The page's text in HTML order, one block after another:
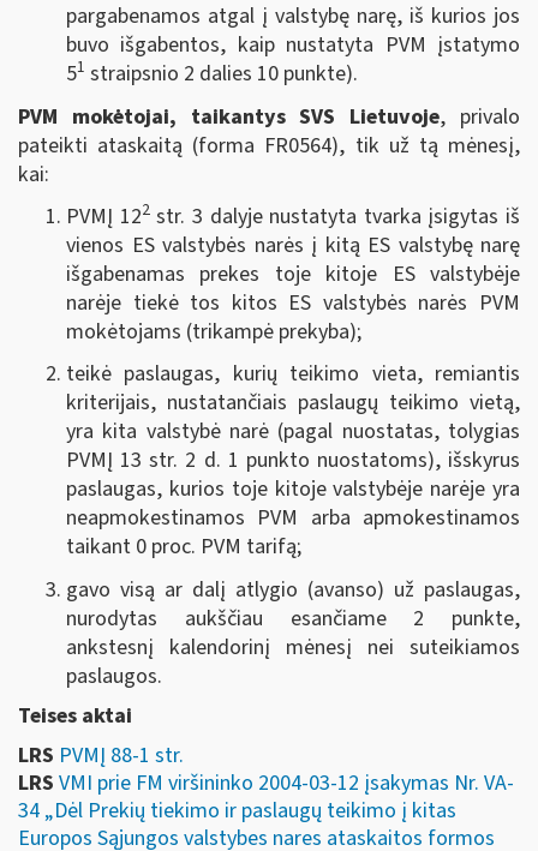
pargabenamos atgal į valstybę narę, iš kurios jos
buvo išgabentos, kaip nustatyta PVM įstatymo
51 straipsnio 2 dalies 10 punkte).
PVM mokėtojai, taikantys SVS Lietuvoje, privalo
pateikti ataskaitą (forma FR0564), tik už tą mėnesį,
kai:
PVMĮ 122str. 3 dalyje nustatyta tvarka įsigytas iš
vienos ES valstybės narės į kitą ES valstybę narę
išgabenamas prekes toje kitoje ES valstybėje
narėje tiekė tos kitos ES valstybės narės PVM
mokėtojams (trikampė prekyba);
teikė paslaugas, kurių teikimo vieta, remiantis
kriterijais, nustatančiais paslaugų teikimo vietą,
yra kita valstybė narė (pagal nuostatas, tolygias
PVMĮ 13 str. 2 d. 1 punkto nuostatoms), išskyrus
paslaugas, kurios toje kitoje valstybėje narėje yra
neapmokestinamos PVM arba apmokestinamos
taikant 0 proc. PVM tarifą;
gavo visą ar dalį atlygio (avanso) už paslaugas,
nurodytas aukščiau esančiame 2 punkte,
ankstesnį kalendorinį mėnesį nei suteikiamos
paslaugos.
Teises aktai
LRS PVMĮ 88-1 str.
LRS VMI prie FM viršininko 2004-03-12 įsakymas Nr. VA-
34 „Dėl Prekių tiekimo ir paslaugų teikimo į kitas
Europos Sąjungos valstybes nares ataskaitos formos